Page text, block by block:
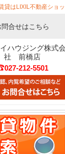
貸はLIXIL不動産ショ
問合せはこちら
ハウジング株式会
社 前橋店
027-212-5501